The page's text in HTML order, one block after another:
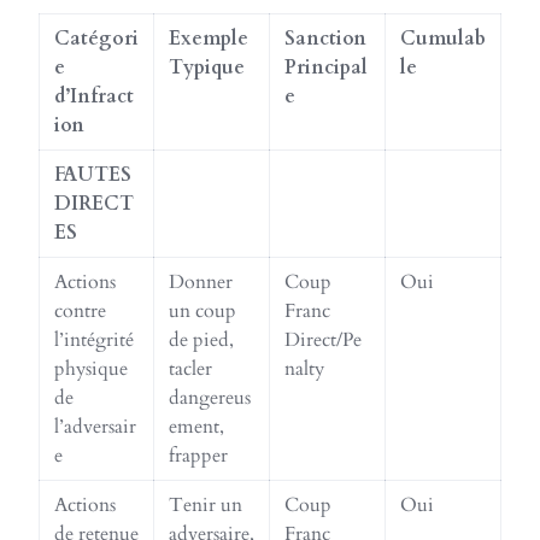
Catégori
e
d’Infract
ion
Exemple
Typique
Sanction
Principal
e
Cumulab
le
FAUTES
DIRECT
ES
Actions
contre
l’intégrité
physique
de
l’adversair
e
Donner
un coup
de pied,
tacler
dangereus
ement,
frapper
Coup
Franc
Direct/Pe
nalty
Oui
Actions
de retenue
Tenir un
adversaire,
Coup
Franc
Oui